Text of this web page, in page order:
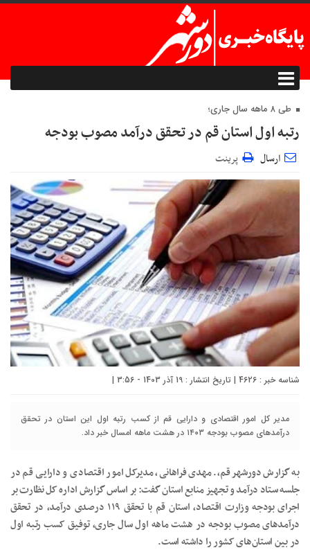
طی ۸ ماهه سال جاری؛
رتبه اول استان قم در تحقق درآمد مصوب بودجه
ارسال پرینت
شناسه خبر : 4626 | تاریخ انتشار : 19 آذر 1403 - 3:56 |
مدیر کل امور اقتصادی و دارایی قم از کسب رتبه اول این استان در تحقق
درآمدهای مصوب بودجه ۱۴۰۳ در هشت ماهه امسال خبر داد.
به گزارش دورشهر قم،. مهدی فراهانی، مدیرکل امور اقتصادی و دارایی قم در
جلسه ستاد درآمد و تجهیز منابع استان گفت: بر اساس گزارش اداره کل نظارت بر
اجرای بودجه وزارت اقتصاد، استان قم با تحقق ۱۱۹ درصدی درآمد، در تحقق
درآمدهای مصوب بودجه در هشت ماهه اول سال جاری، توفیق کسب رتبه اول
در بین استان‌های کشور را داشته است.